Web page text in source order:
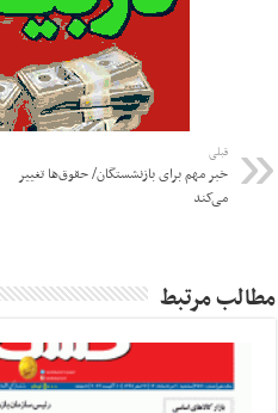
قبلی
خبر مهم برای بازنشستگان/ حقوق‌ها تغییر
می‌کند
مطالب مرتبط